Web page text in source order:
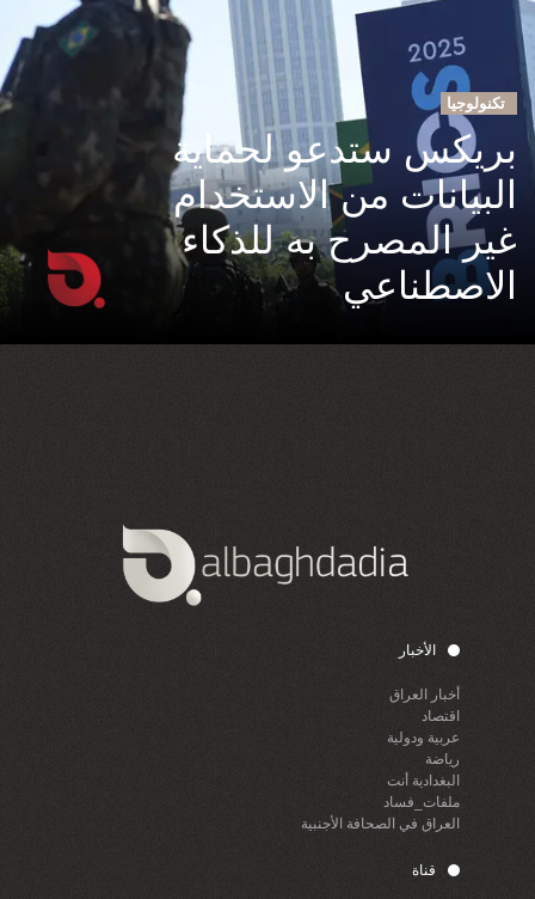
تكنولوجيا
بريكس ستدعو لحماية
البيانات من الاستخدام
غير المصرح به للذكاء
الاصطناعي
الأخبار
أخبار العراق
اقتصاد
عربية ودولية
رياضة
البغدادية أنت
ملفات_فساد
العراق في الصحافة الأجنبية
قناة